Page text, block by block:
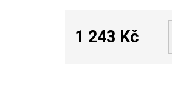
1 243 Kč